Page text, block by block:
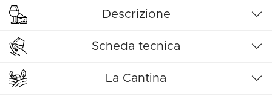
Descrizione
Scheda tecnica
La Cantina